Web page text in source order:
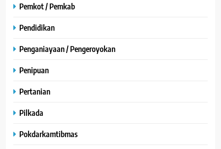
Pemkot / Pemkab
Pendidikan
Penganiayaan / Pengeroyokan
Penipuan
Pertanian
Pilkada
Pokdarkamtibmas